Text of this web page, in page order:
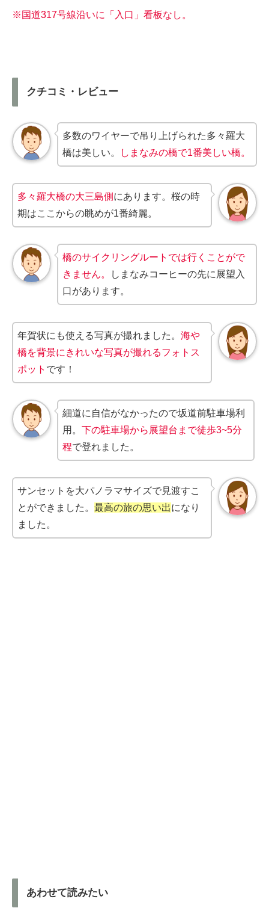
※国道317号線沿いに「入口」看板なし。
クチコミ・レビュー
多数のワイヤーで吊り上げられた多々羅大
橋は美しい。
しまなみの橋で1番美しい橋。
多々羅大橋の大三島側 にあります。桜の時
期はここからの眺めが1番綺麗。
橋のサイクリングルートでは行くことがで
きません。
しまなみコーヒーの先に展望入
口があります。
年賀状にも使える写真が撮れました。 海や
橋を背景にきれいな写真が撮れるフォトス
ポット です！
細道に自信がなかったので坂道前駐車場利
用。下の駐車場から展望台まで徒歩3~5分
程で登れました。
サンセットを大パノラマサイズで見渡すこ
とができました。 最高の旅の思い出になり
ました。
あわせて読みたい